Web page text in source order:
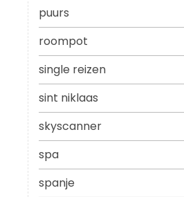
puurs
roompot
single reizen
sint niklaas
skyscanner
spa
spanje